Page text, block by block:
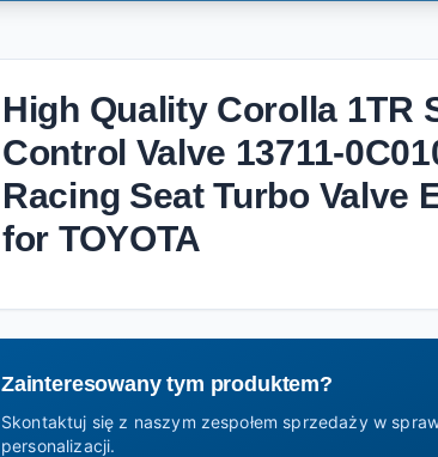
High Quality Corolla 1TR
Control Valve 13711-
Racing Seat Turbo Valve
for TOYOTA
Zainteresowany tym produktem?
Skontaktuj się z naszym zespołem sprzedaży w
personalizacji.